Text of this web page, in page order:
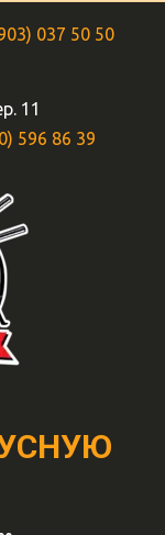
037 50 50
11
596 86 39